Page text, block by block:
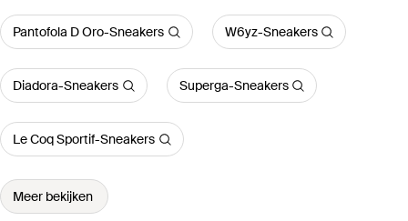
Pantofola D Oro-Sneakers W6yz-Sneakers
Diadora-Sneakers Superga-Sneakers
Le Coq Sportif-Sneakers
Meer bekijken